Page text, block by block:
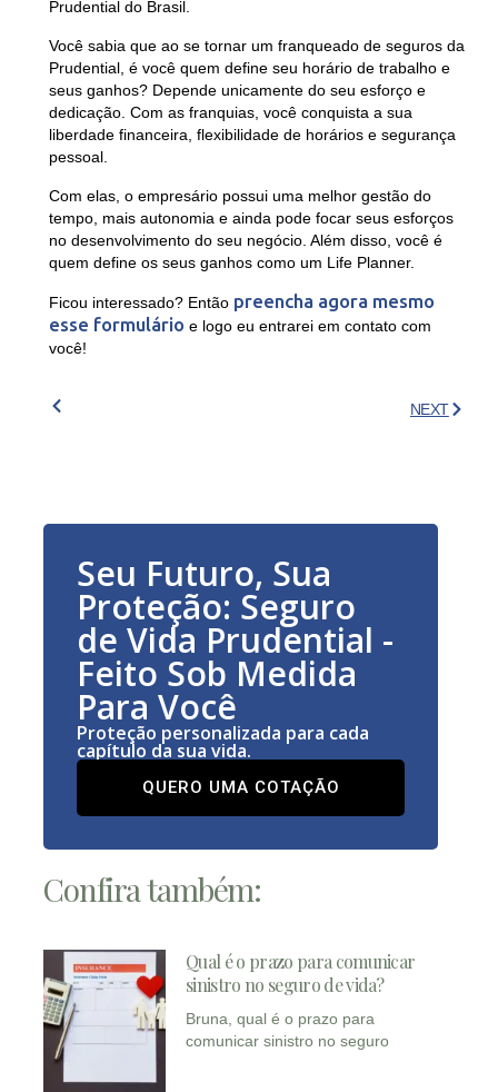
Prudential do Brasil.
Você sabia que ao se tornar um franqueado de seguros da
Prudential, é você quem define seu horário de trabalho e
seus ganhos? Depende unicamente do seu esforço e
dedicação. Com as franquias, você conquista a sua
liberdade financeira, flexibilidade de horários e segurança
pessoal.
Com elas, o empresário possui uma melhor gestão do
tempo, mais autonomia e ainda pode focar seus esforços
no desenvolvimento do seu negócio. Além disso, você é
quem define os seus ganhos como um Life Planner.
Ficou interessado? Então preencha agora mesmo
esse formulário e logo eu entrarei em contato com
você!
NEXT
Seu Futuro, Sua
Proteção: Seguro
de Vida Prudential -
Feito Sob Medida
Para Você
Proteção personalizada para cada
capítulo da sua vida.
QUERO UMA COTAÇÃO
Confira também:
Qual é o prazo para comunicar
sinistro no seguro de vida?
Bruna, qual é o prazo para
comunicar sinistro no seguro